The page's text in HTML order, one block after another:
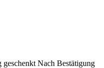
geschenkt Nach Bestätigung